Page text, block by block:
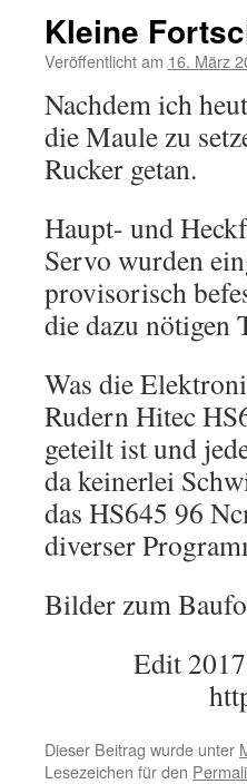
Kleine
Veröffentlicht am 16. März
Nachdem ich
die Maule zu
Rucker getan.
Haupt- und
Servo wurden
provisorisch
die dazu nötigen
Was die
Rudern Hitec
geteilt ist und
da keinerlei
das HS645 96
diverser
Bilder zum
Edit
Dieser Beitrag wurde unter
Lesezeichen für den